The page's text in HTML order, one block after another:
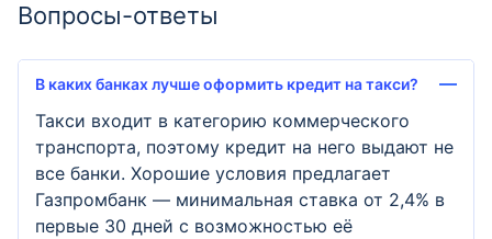
Вопросы-ответы
В каких банках лучше оформить кредит на такси?
Такси входит в категорию коммерческого
транспорта, поэтому кредит на него выдают не
все банки. Хорошие условия предлагает
Газпромбанк — минимальная ставка от 2,4% в
первые 30 дней с возможностью её